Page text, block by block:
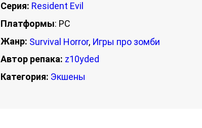
Серия: Resident Evil
Платформы: PC
Жанр: Survival Horror, Игры про зомби
Автор репака: z10yded
Категория: Экшены